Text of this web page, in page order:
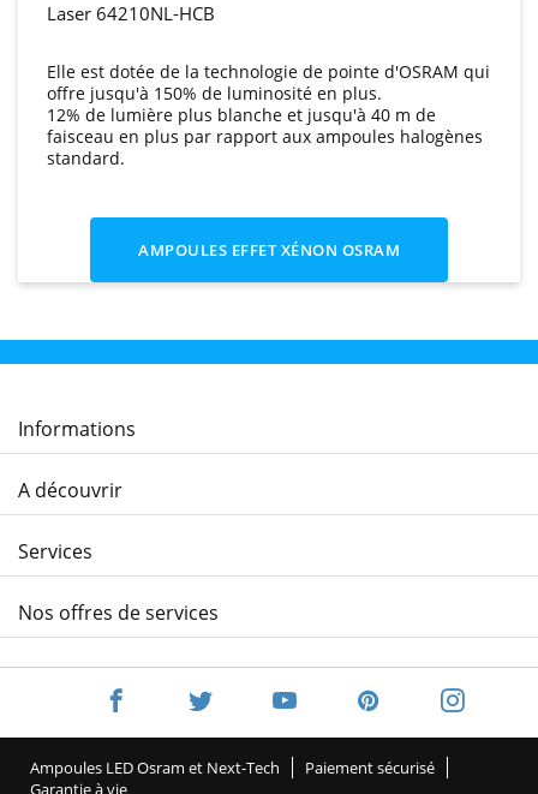
Laser 64210NL-HCB
Elle est dotée de la technologie de pointe d'OSRAM qui
offre jusqu'à 150% de luminosité en plus.
12% de lumière plus blanche et jusqu'à 40 m de
faisceau en plus par rapport aux ampoules halogènes
standard.
AMPOULES EFFET XÉNON OSRAM
Informations
A découvrir
Services
Nos offres de services
Ampoules LED Osram et Next-Tech
Paiement sécurisé
Garantie à vie